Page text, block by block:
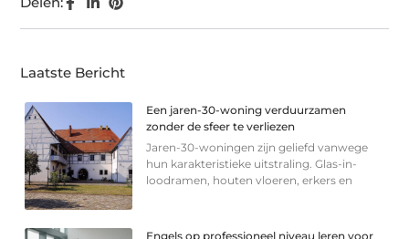
Laatste Bericht
Een jaren-30-woning verduurzamen
zonder de sfeer te verliezen
Jaren-30-woningen zijn geliefd vanwege
hun karakteristieke uitstraling. Glas-in-
loodramen, houten vloeren, erkers en
Engels op professioneel niveau leren voor